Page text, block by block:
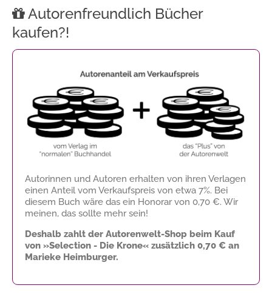
Autorenfreundlich Bücher
kaufen?!
Autorinnen und Autoren erhalten von ihren Verlagen
einen Anteil vom Verkaufspreis von etwa 7%. Bei
diesem Buch wäre das ein Honorar von 0,70 €. Wir
meinen, das sollte mehr sein!
Deshalb zahlt der Autorenwelt-Shop beim Kauf
von »Selection - Die Krone« zusätzlich 0,70 € an
Marieke Heimburger.